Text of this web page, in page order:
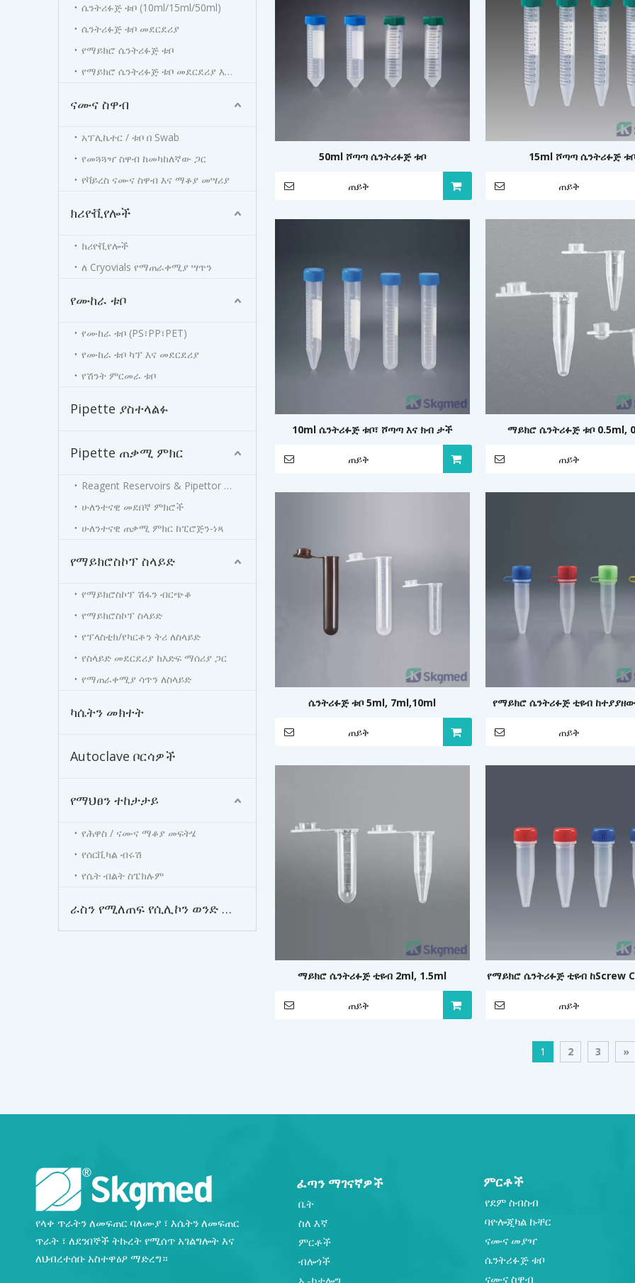
ሴንትሪፉጅ ቱቦ (10ml/15ml/50ml)
ሴንትሪፉጅ ቱቦ መደርደሪያ
የማይክሮ ሴንትሪፉጅ ቱቦ
የማይክሮ ሴንትሪፉጅ ቱቦ መደርደሪያ እና ሳጥን
ናሙና ስዋብ
አፕሊኬተር / ቱቦ በ Swab
የመጓጓዣ ስዋብ ከመካከለኛው ጋር
የቫይረስ ናሙና ስዋብ እና ማቆያ መሣሪያ
ክሪዮቪየሎች
ክሪዮቪየሎች
ለ Cryovials የማጠራቀሚያ ሣጥን
የሙከራ ቱቦ
የሙከራ ቱቦ (PS፣PP፣PET)
የሙከራ ቱቦ ካፕ እና መደርደሪያ
የሽንት ምርመራ ቱቦ
Pipette ያስተላልፉ
Pipette ጠቃሚ ምክር
Reagent Reservoirs & Pipettor Stand
ሁለንተናዊ መደበኛ ምክሮች
ሁለንተናዊ ጠቃሚ ምክር ከፒሮጅን-ነጻ
የማይክሮስኮፕ ስላይድ
የማይክሮስኮፕ ሽፋን ብርጭቆ
የማይክሮስኮፕ ስላይድ
የፕላስቲክ/የካርቶን ትሪ ለስላይድ
የስላይድ መደርደሪያ ከእድፍ ማሰሪያ ጋር
የማጠራቀሚያ ሳጥን ለስላይድ
ካሴትን መክተት
Autoclave ቦርሳዎች
የማህፀን ተከታታይ
የሕዋስ / ናሙና ማቆያ መፍትሄ
የሰርቪካል ብሩሽ
የሴት ብልት ስፔክሉም
ራስን የሚለጠፍ የሲሊኮን ወንድ ውጫዊ ካቴተር
50ml ሾጣጣ ሴንትሪፉጅ ቱቦ
ጠይቅ
15ml ሾጣጣ ሴንትሪፉጅ
ጠይቅ
10ml ሴንትሪፉጅ ቱቦ፣ ሾጣጣ እና ክብ ታች
ጠይቅ
ማይክሮ ሴንትሪፉጅ ቱቦ 0.5ml,
ጠይቅ
ሴንትሪፉጅ ቱቦ 5ml, 7ml,10ml
ጠይቅ
የማይክሮ ሴንትሪፉጅ ቲዩብ
ጠይቅ
ማይክሮ ሴንትሪፉጅ ቲዩብ 2ml, 1.5ml
ጠይቅ
የማይክሮ ሴንትሪፉጅ ቲዩብ ከScrew
ጠይቅ
1 2 3 »
የላቀ ጥራትን ለመፍጠር ባለሙያ ፣ እሴትን ለመፍጠር
ጥራት ፣ ለደንበኞች ትኩረት የሚሰጥ አገልግሎት እና
ለህብረተሰቡ አስተዋፅዖ ማድረግ።
ፈጣን ማገናኛዎች
ቤት
ስለ እኛ
ምርቶች
ብሎጎች
ኢ-ካታሎግ
ምርቶች
የደም ስብስብ
ባዮሎጂካል ኩቸር
ናሙና መያዣ
ሴንትሪፉጅ ቱቦ
ናሙና ስዋብ